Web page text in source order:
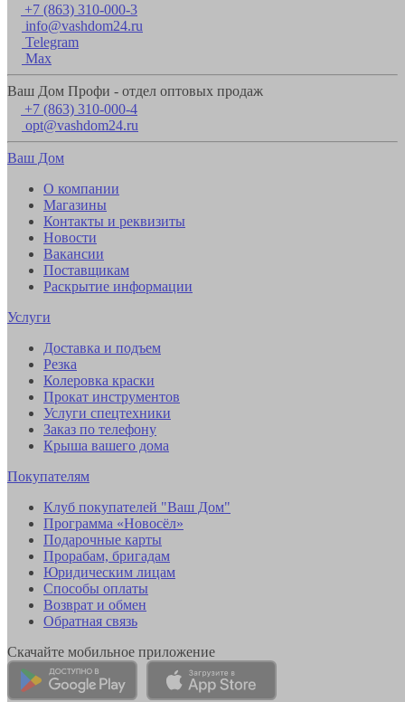
+7 (863) 310-000-3
info@vashdom24.ru
Telegram
Max
Ваш Дом Профи - отдел оптовых продаж
+7 (863) 310-000-4
opt@vashdom24.ru
Ваш Дом
О компании
Магазины
Контакты и реквизиты
Новости
Вакансии
Поставщикам
Раскрытие информации
Услуги
Доставка и подъем
Резка
Колеровка краски
Прокат инструментов
Услуги спецтехники
Заказ по телефону
Крыша вашего дома
Покупателям
Клуб покупателей "Ваш Дом"
Программа «Новосёл»
Подарочные карты
Прорабам, бригадам
Юридическим лицам
Способы оплаты
Возврат и обмен
Обратная связь
Скачайте мобильное приложение